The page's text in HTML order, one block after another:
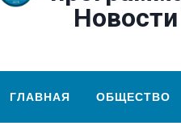
ГЛАВНАЯ ОБЩЕСТВО